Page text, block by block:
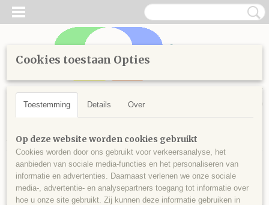
Inloggen Registreren
UW WINKELWAGEN
Home >Kinderen>Starwars
Sorteer op:
Cookies toestaan Opties
Toestemming Details Over
Op deze website worden cookies gebruikt
Cookies worden door ons gebruikt voor verkeersanalyse, het
aanbieden van sociale media-functies en het personaliseren van
informatie en advertenties. Daarnaast verlenen we onze sociale
media-, advertentie- en analysepartners toegang tot informatie over
hoe u onze site gebruikt. Zij kunnen deze informatie gebruiken in